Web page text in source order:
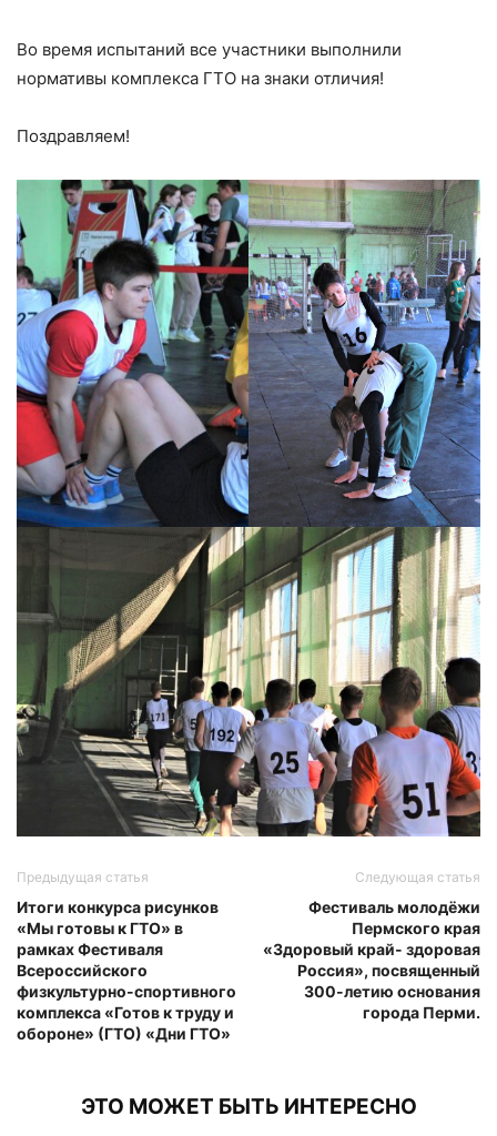
Во время испытаний все участники выполнили
нормативы комплекса ГТО на знаки отличия!
Поздравляем!
Предыдущая статья
Итоги конкурса рисунков
«Мы готовы к ГТО» в
рамках Фестиваля
Всероссийского
физкультурно-спортивного
комплекса «Готов к труду и
обороне» (ГТО) «Дни ГТО»
Следующая статья
Фестиваль молодёжи
Пермского края
«Здоровый край- здоровая
Россия», посвященный
300-летию основания
города Перми.
ЭТО МОЖЕТ БЫТЬ ИНТЕРЕСНО